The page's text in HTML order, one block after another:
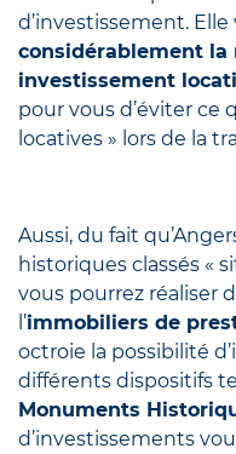
d’investissement.
considérablement
investissement
pour vous d’éviter ce
locatives » lors de la
Aussi, du fait
historiques classés «
vous pourrez réaliser
l’immobiliers de
octroie la possibilité
différents dispositifs
Monuments
d’investissements